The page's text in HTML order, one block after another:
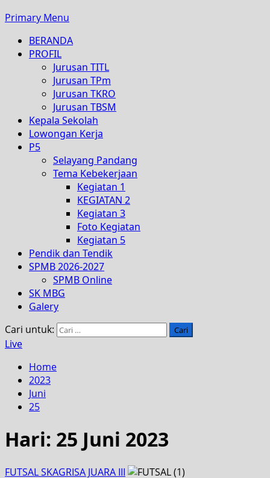
Primary Menu
BERANDA
PROFIL
Jurusan TITL
Jurusan TPm
Jurusan TKRO
Jurusan TBSM
Kepala Sekolah
Lowongan Kerja
P5
Selayang Pandang
Tema Kebekerjaan
Kegiatan 1
KEGIATAN 2
Kegiatan 3
Foto Kegiatan
Kegiatan 5
Pendik dan Tendik
SPMB 2026-2027
SPMB Online
SK MBG
Galery
Cari untuk:
Live
Home
2023
Juni
25
Hari: 25 Juni 2023
FUTSAL SKAGRISA JUARA III